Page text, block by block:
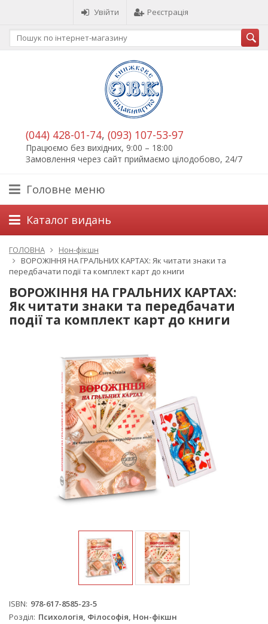
Увійти Реєстрація
(044) 428-01-74, (093) 107-53-97
Працюємо без вихідних, 9:00 – 18:00
Замовлення через сайт приймаємо цілодобово, 24/7
Головне меню
Каталог видань
ГОЛОВНА
Нон-фікшн
ВОРОЖІННЯ НА ГРАЛЬНИХ КАРТАХ: Як читати знаки та
передбачати події та комплект карт до книги
ВОРОЖІННЯ НА ГРАЛЬНИХ КАРТАХ:
Як читати знаки та передбачати
події та комплект карт до книги
ISBN 978-617-8585-23-5
Розділ Психологія, Філософія, Нон-фікшн